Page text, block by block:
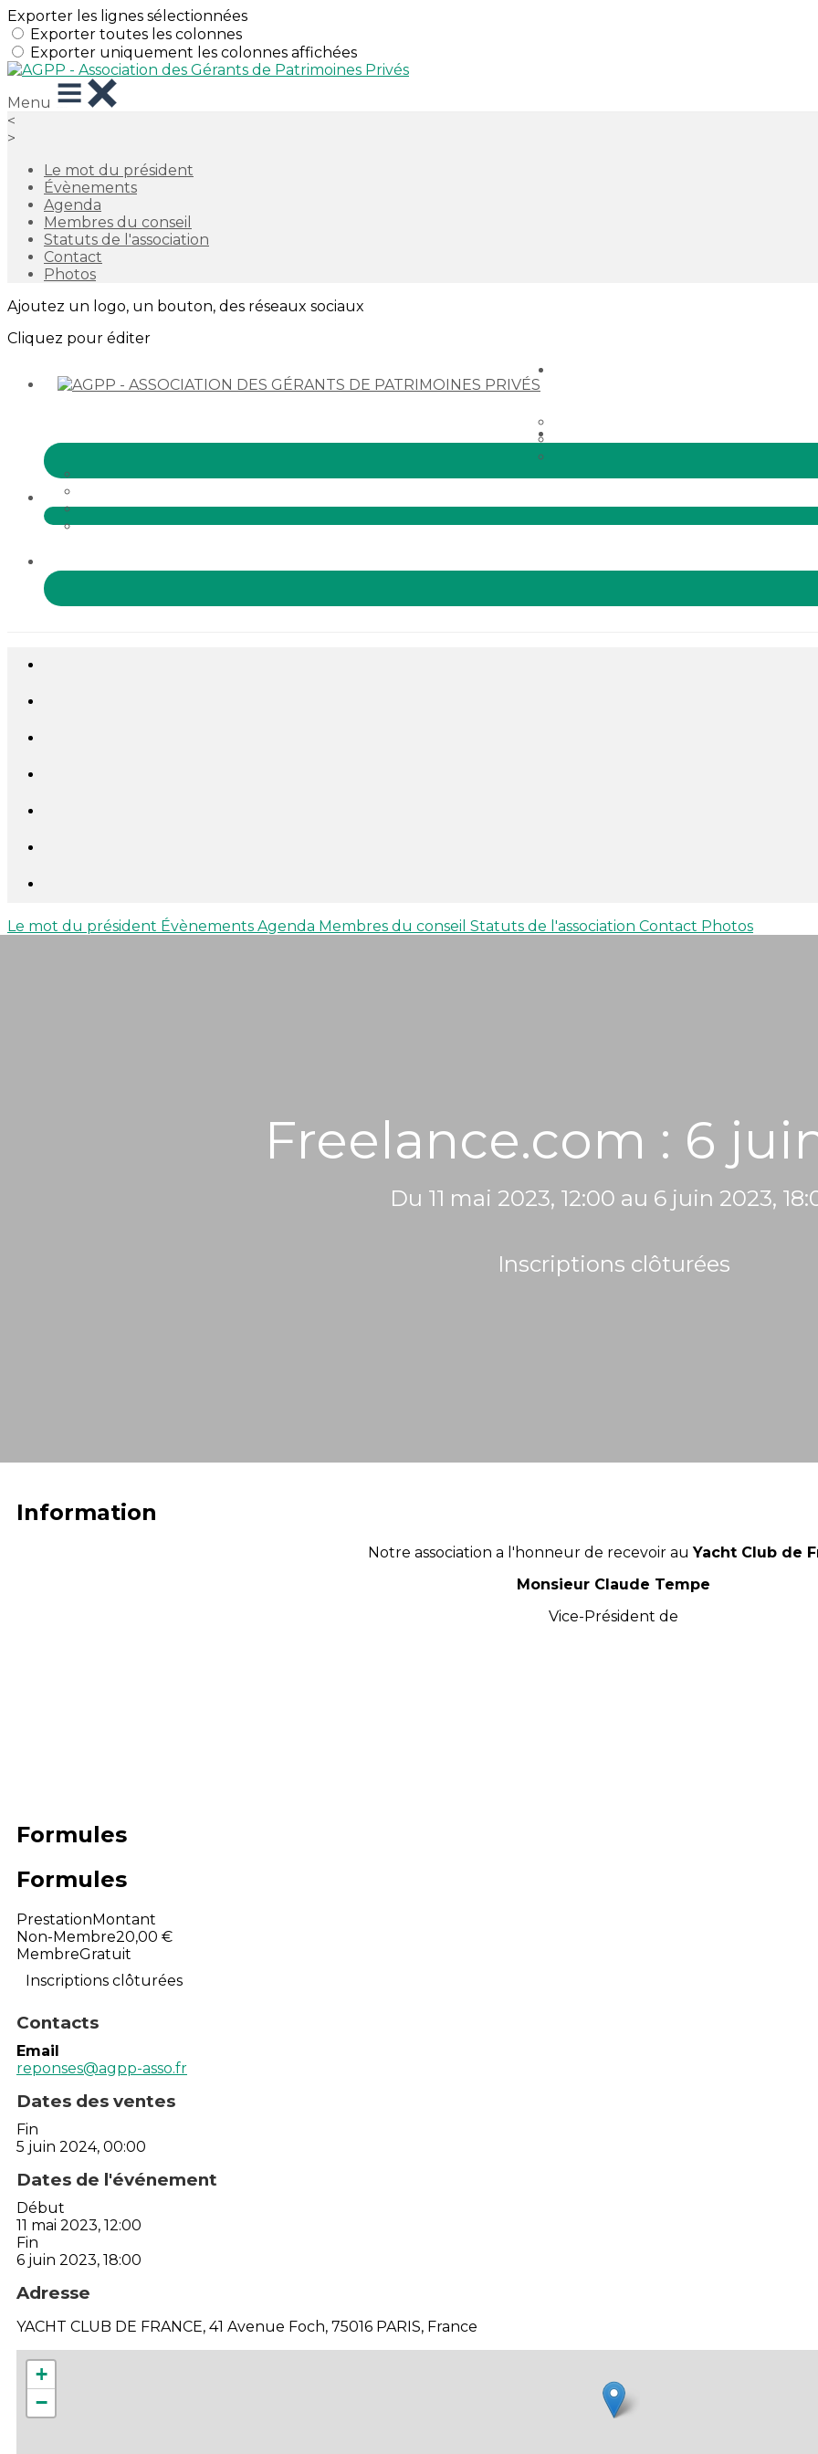
Exporter les lignes sélectionnées
Exporter toutes les colonnes
Exporter uniquement les colonnes affichées
Menu
<
>
Le mot du président
Évènements
Agenda
Membres du conseil
Statuts de l'association
Contact
Photos
Ajoutez un logo, un bouton, des réseaux sociaux
Cliquez pour éditer
Le mot du président Évènements Agenda Membres du conseil Statuts de l'association Contact Photos
Freelance.com : 6
Du 11 mai 2023, 12:00 au 6 juin 2023,
Inscriptions clôturées
Information
Notre association a l'honneur de recevoir auYacht Club de
Monsieur Claude Tempe
Vice-Président de
Formules
Formules
PrestationMontant
Non-Membre20,00 €
MembreGratuit
Inscriptions clôturées
Contacts
Email
reponses@agpp-asso.fr
Dates des ventes
Fin
5 juin 2024, 00:00
Dates de l'événement
Début
11 mai 2023, 12:00
Fin
6 juin 2023, 18:00
Adresse
YACHT CLUB DE FRANCE, 41 Avenue Foch, 75016 PARIS, France
+
−